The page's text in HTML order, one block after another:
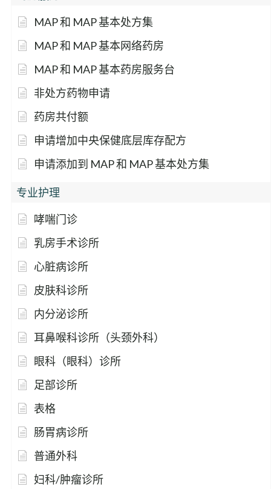
MAP 和 MAP 基本处方集
MAP 和 MAP 基本网络药房
MAP 和 MAP 基本药房服务台
非处方药物申请
药房共付额
申请增加中央保健底层库存配方
申请添加到 MAP 和 MAP 基本处方集
专业护理
哮喘门诊
乳房手术诊所
心脏病诊所
皮肤科诊所
内分泌诊所
耳鼻喉科诊所（头颈外科）
眼科（眼科）诊所
足部诊所
表格
肠胃病诊所
普通外科
妇科/肿瘤诊所